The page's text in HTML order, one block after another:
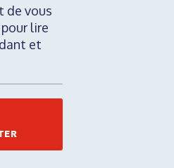
de vous
lire
et